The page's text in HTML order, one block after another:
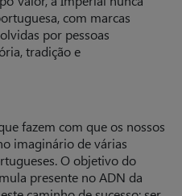
com marcas
por pessoas
tradição e
fazem com que os nossos
imaginário de várias
O objetivo do
presente no ADN da